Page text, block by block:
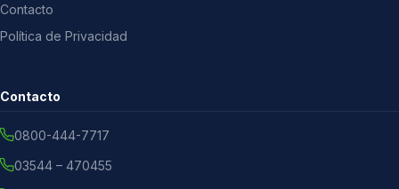
Contacto
Política de Privacidad
Contacto
0800-444-7717
03544 – 470455